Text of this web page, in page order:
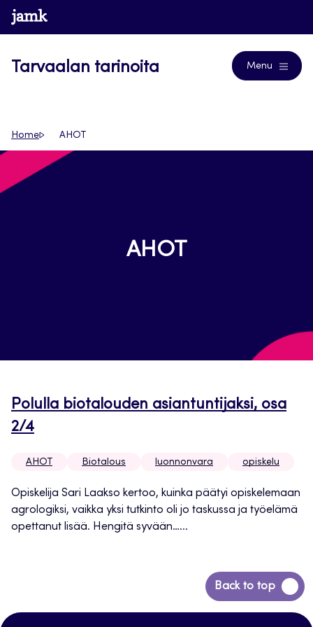
Siirry
suoraan
www.jamk.fi
Tarvaalan tarinoita Menu
Home AHOT
AHOT
Polulla biotalouden asiantuntijaksi, osa
2/4
AHOT Biotalous luonnonvara opiskelu
Opiskelija Sari Laakso kertoo, kuinka päätyi opiskelemaan
agrologiksi, vaikka yksi tutkinto oli jo taskussa ja työelämä
opettanut lisää. Hengitä syvään…...
Back to top
Siirry
takaisin